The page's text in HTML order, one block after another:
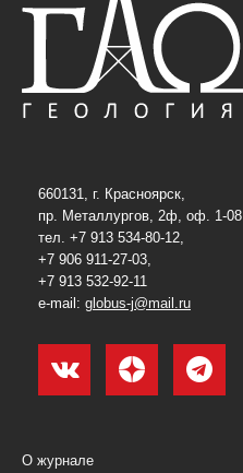
660131, г. Красноярск,
пр. Металлургов, 2ф, оф. 1-08
тел. +7 913 534-80-12,
+7 906 911-27-03,
+7 913 532-92-11
e-mail: globus-j@mail.ru
О журнале